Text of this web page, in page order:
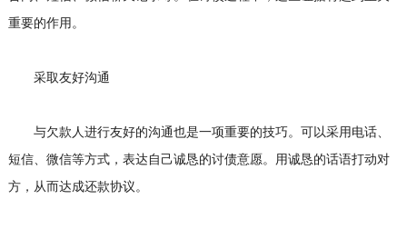
重要的作用。
采取友好沟通
与欠款人进行友好的沟通也是一项重要的技巧。可以采用电话、
短信、微信等方式，表达自己诚恳的讨债意愿。用诚恳的话语打动对
方，从而达成还款协议。